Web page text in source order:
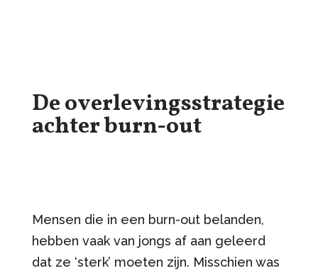
De overlevingsstrategie
achter burn-out
Mensen die in een burn-out belanden,
hebben vaak van jongs af aan geleerd
dat ze ‘sterk’ moeten zijn. Misschien was